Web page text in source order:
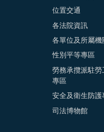
位置交通
各法院資訊
各單位及所屬機
性別平等專區
勞務承攬派駐勞
專區
安全及衛生防護
司法博物館